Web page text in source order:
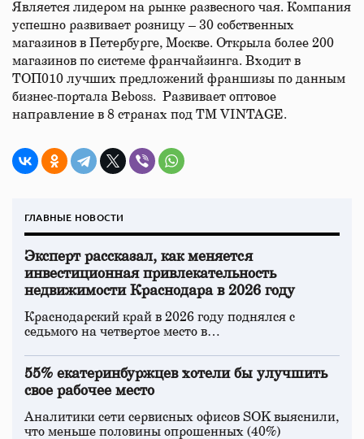
Является лидером на рынке развесного чая. Компания
успешно развивает розницу – 30 собственных
магазинов в Петербурге, Москве. Открыла более 200
магазинов по системе франчайзинга. Входит в
ТОП010 лучших предложений франшизы по данным
бизнес-портала Beboss. Развивает оптовое
направление в 8 странах под ТМ VINTAGE.
ГЛАВНЫЕ НОВОСТИ
Эксперт рассказал, как меняется
инвестиционная привлекательность
недвижимости Краснодара в 2026 году
Краснодарский край в 2026 году поднялся с
седьмого на четвертое место в…
55% екатеринбуржцев хотели бы улучшить
свое рабочее место
Аналитики сети сервисных офисов SOK выяснили,
что меньше половины опрошенных (40%)